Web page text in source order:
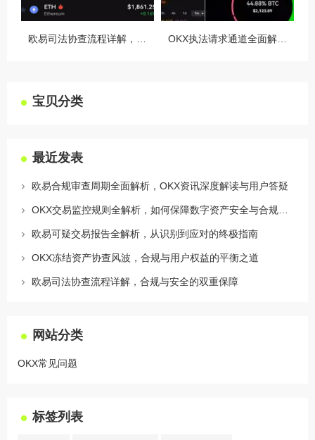
宝贝分类
最近发表
欧易合规审查周期全面解析，OKX资讯深度解读与用户答疑
欧易可疑交易报告全解析，从识别到应对的终极指南
OKX冻结资产协查风波，合规与用户权益的平衡之道
欧易司法协查流程详解，合规与安全的双重保障
网站分类
OKX常见问题
标签列表